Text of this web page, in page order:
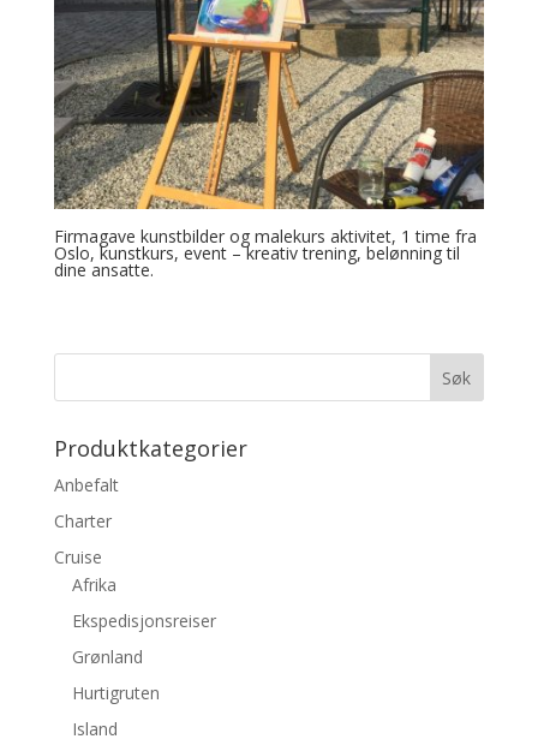
Firmagave kunstbilder og malekurs aktivitet, 1 time fra
Oslo, kunstkurs, event – kreativ trening, belønning til
dine ansatte.
Produktkategorier
Anbefalt
Charter
Cruise
Afrika
Ekspedisjonsreiser
Grønland
Hurtigruten
Island